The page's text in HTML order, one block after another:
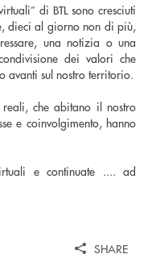
di BTL sono cresciuti
dieci al giorno non di più,
una notizia o una
dei valori che
avanti sul nostro territorio.
reali, che abitano il nostro
e coinvolgimento, hanno
e continuate .... ad
SHARE